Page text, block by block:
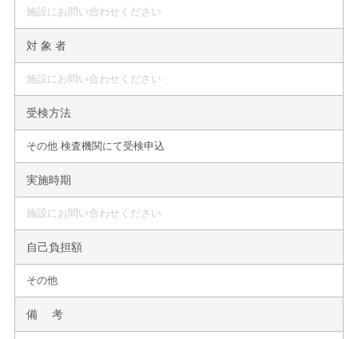
施設にお問い合わせください
対 象 者
施設にお問い合わせください
受検方法
その他 検査機関にて受検申込
実施時期
施設にお問い合わせください
自己負担額
その他
備 考